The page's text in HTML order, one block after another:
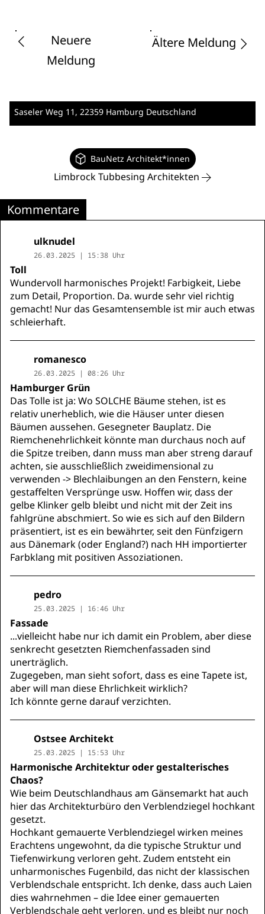
Neuere
Meldung
Ältere Meldung
Saseler Weg 11 , 22359 Hamburg Deutschland
BauNetz Architekt*innen
Limbrock Tubbesing Architekten
Kommentare
ulknudel
26.03.2025 | 15:38 Uhr
Toll
Wundervoll harmonisches Projekt! Farbigkeit, Liebe
zum Detail, Proportion. Da. wurde sehr viel richtig
gemacht! Nur das Gesamtensemble ist mir auch etwas
schleierhaft.
romanesco
26.03.2025 | 08:26 Uhr
Hamburger Grün
Das Tolle ist ja: Wo SOLCHE Bäume stehen, ist es
relativ unerheblich, wie die Häuser unter diesen
Bäumen aussehen. Gesegneter Bauplatz. Die
Riemchenehrlichkeit könnte man durchaus noch auf
die Spitze treiben, dann muss man aber streng darauf
achten, sie ausschließlich zweidimensional zu
verwenden -> Blechlaibungen an den Fenstern, keine
gestaffelten Versprünge usw. Hoffen wir, dass der
gelbe Klinker gelb bleibt und nicht mit der Zeit ins
fahlgrüne abschmiert. So wie es sich auf den Bildern
präsentiert, ist es ein bewährter, seit den Fünfzigern
aus Dänemark (oder England?) nach HH importierter
Farbklang mit positiven Assoziationen.
pedro
25.03.2025 | 16:46 Uhr
Fassade
...vielleicht habe nur ich damit ein Problem, aber diese
senkrecht gesetzten Riemchenfassaden sind
unerträglich.
Zugegeben, man sieht sofort, dass es eine Tapete ist,
aber will man diese Ehrlichkeit wirklich?
Ich könnte gerne darauf verzichten.
Ostsee Architekt
25.03.2025 | 15:53 Uhr
Harmonische Architektur oder gestalterisches
Chaos?
Wie beim Deutschlandhaus am Gänsemarkt hat auch
hier das Architekturbüro den Verblendziegel hochkant
gesetzt.
Hochkant gemauerte Verblendziegel wirken meines
Erachtens ungewohnt, da die typische Struktur und
Tiefenwirkung verloren geht. Zudem entsteht ein
unharmonisches Fugenbild, das nicht der klassischen
Verblendschale entspricht. Ich denke, dass auch Laien
dies wahrnehmen – die Idee einer gemauerten
Verblendschale geht verloren, und es bleibt nur noch